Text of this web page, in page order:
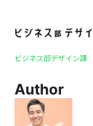
1
ビジネス部デザイン課
Author